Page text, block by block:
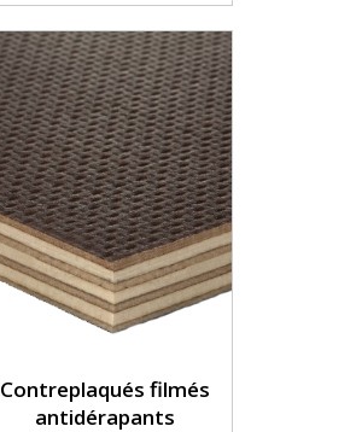
Contreplaqués filmés
antidérapants